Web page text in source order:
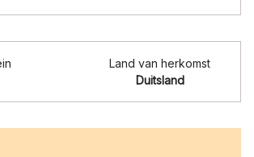
Land van herkomst
Duitsland